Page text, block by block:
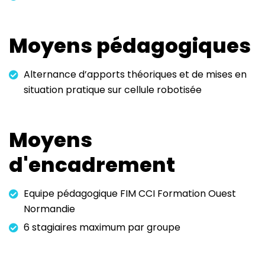
Moyens pédagogiques
Alternance d’apports théoriques et de mises en
situation pratique sur cellule robotisée
Moyens
d'encadrement
Equipe pédagogique FIM CCI Formation Ouest
Normandie
6 stagiaires maximum par groupe